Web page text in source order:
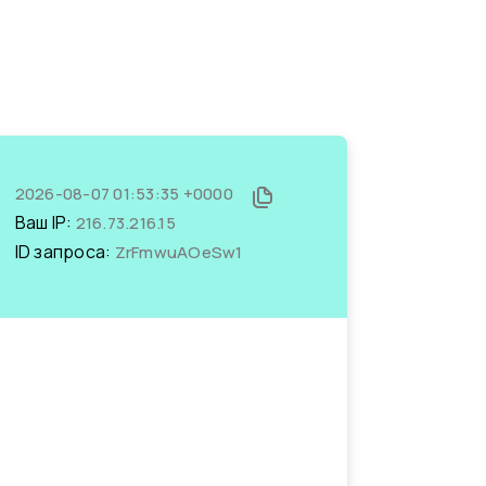
2026-08-07 01:53:35 +0000
Ваш IP: 216.73.216.15
ID запроса: ZrFmwuAOeSw1